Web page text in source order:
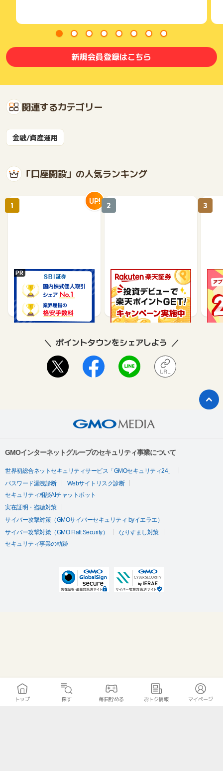
新規会員登録はこちら
関連するカテゴリー
金融/資産運用
「口座開設」の人気ランキング
SBI証券【新規口座開設
完了】
9,565 18,600
1 UP!
楽天証券【総合口座開設
完了】
7,500
2
【
行】
3
ポイントタウンをシェアしよう
GMOインターネットグループのセキュリティ事業について
世界初総合ネットセキュリティサービス「GMOセキュリティ24」
パスワード漏洩診断
Webサイトリスク診断
セキュリティ相談AIチャットボット
実在証明・盗聴対策
サイバー攻撃対策（GMOサイバーセキュリティ byイエラエ）
サイバー攻撃対策（GMO Flatt Security）
なりすまし対策
セキュリティ事業の軌跡
トップ 探す 毎日貯める おトク情報 マイページ